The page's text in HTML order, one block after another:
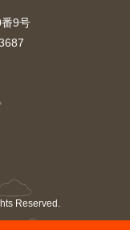
9号
Reserved.